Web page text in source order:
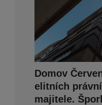
Domov
elitních
majitele.